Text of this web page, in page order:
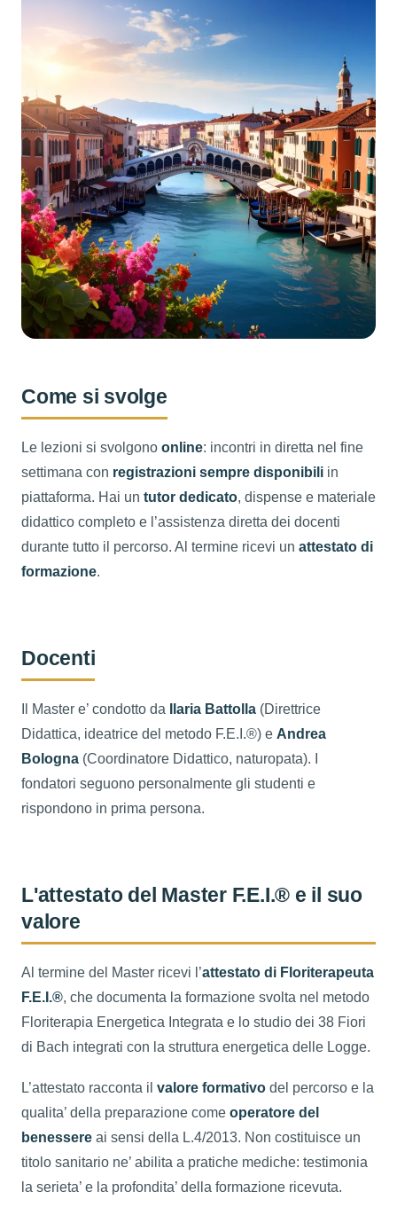
Come si svolge
Le lezioni si svolgono online: incontri in diretta nel fine
settimana con registrazioni sempre disponibili in
piattaforma. Hai un tutor dedicato, dispense e materiale
didattico completo e l’assistenza diretta dei docenti
durante tutto il percorso. Al termine ricevi un attestato di
formazione.
Docenti
Il Master e’ condotto da Ilaria Battolla (Direttrice
Didattica, ideatrice del metodo F.E.I.®) e Andrea
Bologna (Coordinatore Didattico, naturopata). I
fondatori seguono personalmente gli studenti e
rispondono in prima persona.
L'attestato del Master F.E.I.® e il suo
valore
Al termine del Master ricevi l’attestato di Floriterapeuta
F.E.I.®, che documenta la formazione svolta nel metodo
Floriterapia Energetica Integrata e lo studio dei 38 Fiori
di Bach integrati con la struttura energetica delle Logge.
L’attestato racconta il valore formativo del percorso e la
qualita’ della preparazione come operatore del
benessere ai sensi della L.4/2013. Non costituisce un
titolo sanitario ne’ abilita a pratiche mediche: testimonia
la serieta’ e la profondita’ della formazione ricevuta.